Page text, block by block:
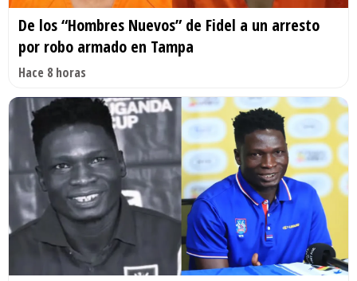
De los “Hombres Nuevos” de Fidel a un arresto
por robo armado en Tampa
Hace 8 horas